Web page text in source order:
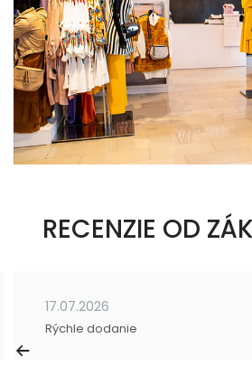
RECENZIE OD
17.07.2026
Rýchle dodanie